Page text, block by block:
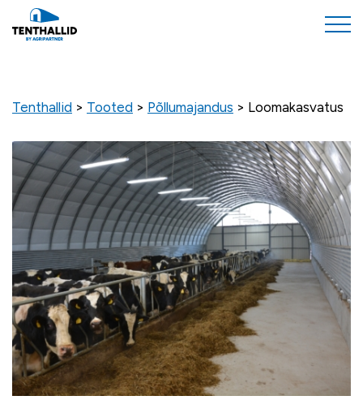
Tenthallid > Tooted > Põllumajandus > Loomakasvatus